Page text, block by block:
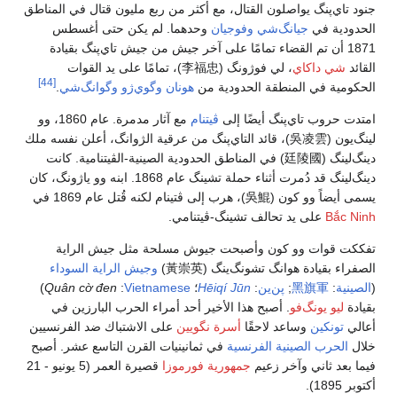
جنود تاي‌پنگ يواصلون القتال، مع أكثر من ربع مليون قتال في المناطق
الحدودية في جيانگ‌شي وفوجيان وحدهما. لم يكن حتى أغسطس
1871 أن تم القضاء تمامًا على آخر جيش من جيش تاي‌پنگ بقيادة
القائد شي داكاي، لي فوژونگ (李福忠)، تمامًا على يد القوات
الحكومية في المنطقة الحدودية من هونان وگوي‌ژو وگوانگ‌شي [44]
امتدت حروب تاي‌پنگ أيضًا إلى ڤيتنام
مع آثار مدمرة. عام 1860، وو
لينگ‌يون (吳凌雲)، قائد التاي‌پنگ من عرقية الژوانگ، أعلن نفسه ملك
دينگ‌لينگ (廷陵國) في المناطق الحدودية الصينية-الڤيتنامية. كانت
دينگ‌لينگ قد دُمرت أثناء حملة تشينگ عام 1868. ابنه وو ياژونگ، كان
يسمى أيضاً وو كون (吳鯤)، هرب إلى ڤتينام لكنه قُتل عام 1869 في
Bắc Ninh على يد تحالف تشينگ-ڤيتنامي.
تفككت قوات وو كون وأصبحت جيوش مسلحة مثل جيش الراية
الصفراء بقيادة هوانگ تشونگ‌ينگ (黃崇英
) وجيش الراية السوداء
(الصينية:
黑旗軍
; پن‌ين:
HēiqíJūn ؛ Vietnamese
:
Quân cờ đen
)
بقيادة ليو يونگ‌فو . أصبح هذا الأخير أحد أمراء الحرب البارزين في
أعالي تونكين وساعد لاحقًا أسرة نگويين على الاشتباك ضد الفرنسيين
خلال الحرب الصينية الفرنسية في ثمانينيات القرن التاسع عشر. أصبح
فيما بعد ثاني وآخر زعيم جمهورية فورموزا
قصيرة العمر (5 يونيو - 21
أكتوبر 1895).